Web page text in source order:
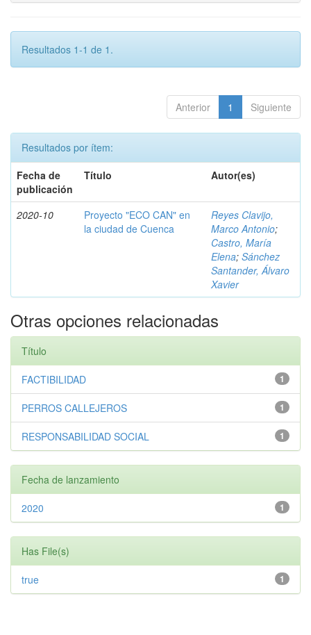
Resultados 1-1 de 1.
Anterior 1 Siguiente
Resultados por ítem:
Fecha de
publicación
Título Autor(es)
2020-10
Proyecto "ECO CAN" en
la ciudad de Cuenca
Reyes Clavijo,
Marco Antonio;
Castro, María
Elena; Sánchez
Santander, Álvaro
Xavier
Otras opciones relacionadas
Título
1
FACTIBILIDAD
1
PERROS CALLEJEROS
1
RESPONSABILIDAD SOCIAL
Fecha de lanzamiento
1
2020
Has File(s)
1
true